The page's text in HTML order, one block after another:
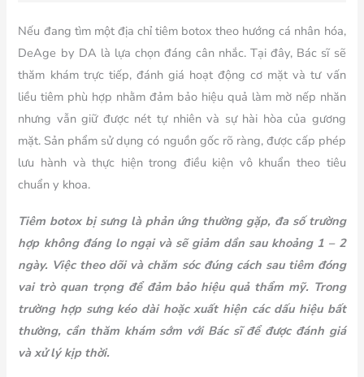
Nếu đang tìm một địa chỉ tiêm botox theo hướng cá nhân hóa,
DeAge by DA là lựa chọn đáng cân nhắc. Tại đây, Bác sĩ sẽ
thăm khám trực tiếp, đánh giá hoạt động cơ mặt và tư vấn
liều tiêm phù hợp nhằm đảm bảo hiệu quả làm mờ nếp nhăn
nhưng vẫn giữ được nét tự nhiên và sự hài hòa của gương
mặt. Sản phẩm sử dụng có nguồn gốc rõ ràng, được cấp phép
lưu hành và thực hiện trong điều kiện vô khuẩn theo tiêu
chuẩn y khoa.
Tiêm botox bị sưng là phản ứng thường gặp, đa số trường
hợp không đáng lo ngại và sẽ giảm dần sau khoảng 1 – 2
ngày. Việc theo dõi và chăm sóc đúng cách sau tiêm đóng
vai trò quan trọng để đảm bảo hiệu quả thẩm mỹ. Trong
trường hợp sưng kéo dài hoặc xuất hiện các dấu hiệu bất
thường, cần thăm khám sớm với Bác sĩ để được đánh giá
và xử lý kịp thời.